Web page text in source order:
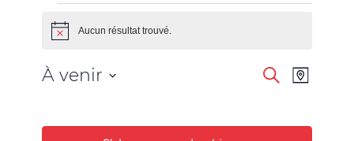
NoticeAucun résultat trouvé.
Recherche
navigation
Recherche
Plan
À venir
date